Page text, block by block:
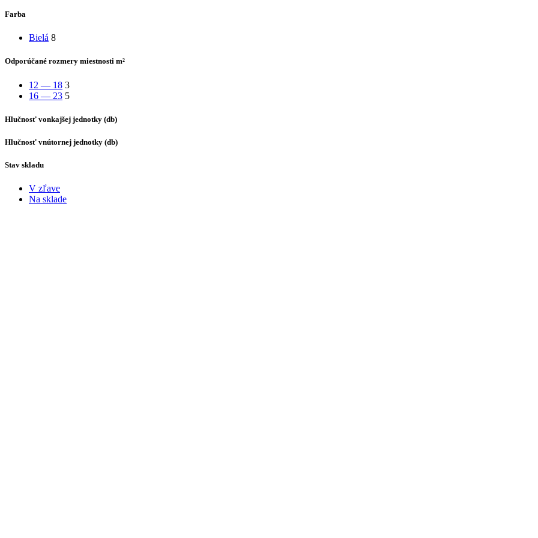
Farba
Bielá 8
Odporúčané rozmery miestnosti m²
12 — 18 3
16 — 23 5
Hlučnosť vonkajšej jednotky (db)
Hlučnosť vnútornej jednotky (db)
Stav skladu
V zľave
Na sklade